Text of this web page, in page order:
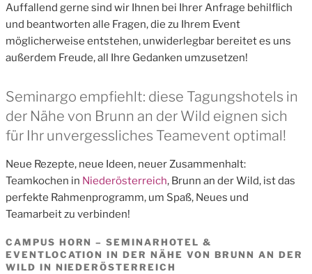
Auffallend gerne sind wir Ihnen bei Ihrer Anfrage behilflich
und beantworten alle Fragen, die zu Ihrem Event
möglicherweise entstehen, unwiderlegbar bereitet es uns
außerdem Freude, all Ihre Gedanken umzusetzen!
Seminargo empfiehlt: diese Tagungshotels in
der Nähe von Brunn an der Wild eignen sich
für Ihr unvergessliches Teamevent optimal!
Neue Rezepte, neue Ideen, neuer Zusammenhalt:
Teamkochen in Niederösterreich, Brunn an der Wild, ist das
perfekte Rahmenprogramm, um Spaß, Neues und
Teamarbeit zu verbinden!
CAMPUS HORN – SEMINARHOTEL &
EVENTLOCATION IN DER NÄHE VON BRUNN AN DER
WILD IN NIEDERÖSTERREICH